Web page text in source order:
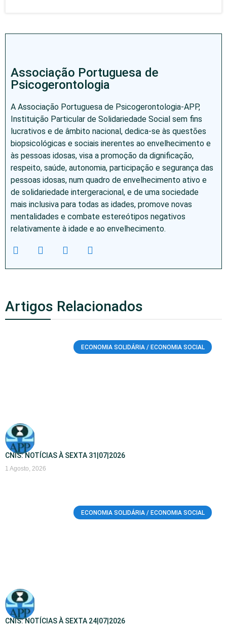
Associação Portuguesa de
Psicogerontologia
A Associação Portuguesa de Psicogerontologia-APP,
Instituição Particular de Solidariedade Social sem fins
lucrativos e de âmbito nacional, dedica-se às questões
biopsicológicas e sociais inerentes ao envelhecimento e
às pessoas idosas, visa a promoção da dignificação,
respeito, saúde, autonomia, participação e segurança das
pessoas idosas, num quadro de envelhecimento ativo e
de solidariedade intergeracional, e de uma sociedade
mais inclusiva para todas as idades, promove novas
mentalidades e combate estereótipos negativos
relativamente à idade e ao envelhecimento.
Artigos Relacionados
ECONOMIA SOLIDÁRIA / ECONOMIA SOCIAL
CNIS: NOTÍCIAS À SEXTA 31|07|2026
1 Agosto, 2026
ECONOMIA SOLIDÁRIA / ECONOMIA SOCIAL
CNIS: NOTÍCIAS À SEXTA 24|07|2026